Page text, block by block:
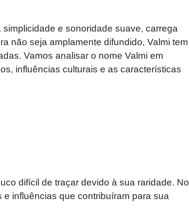
e sonoridade suave, carrega
não seja amplamente difundido, Valmi tem
Vamos analisar o nome Valmi em
influências culturais e as características
difícil de traçar devido à sua raridade. No
influências que contribuíram para sua